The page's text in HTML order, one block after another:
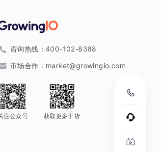
咨询热线： 400-102-8388
市场合作： market@growingio.com
注公众号 获取更多干货